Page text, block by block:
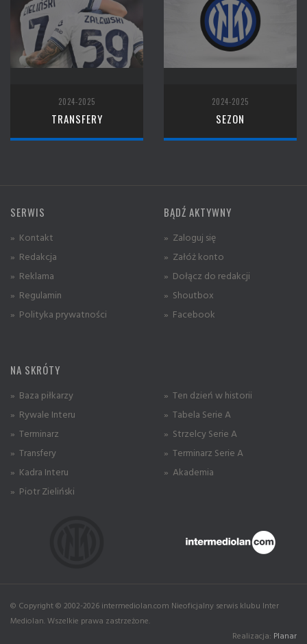
2024-2025
TRANSFERY
2024-2025
SEZON
SERWIS
» Kontakt
» Redakcja
» Reklama
» Regulamin
» Polityka prywatności
BĄDŹ AKTYWNY
» Zaloguj się
» Załóż konto
» Dołącz do redakcji
» Shoutbox
» Facebook
NA SKRÓTY
» Baza piłkarzy
» Rywale Interu
» Terminarz
» Transfery
» Kadra Interu
» Piotr Zieliński
» Ten dzień w historii
» Tabela Serie A
» Strzelcy Serie A
» Terminarz Serie A
» Akademia
© Copyright © 2002-2026 intermediolan.com Nieoficjalny serwis klubu Inter
Mediolan. Wszelkie prawa zastrzeżone.
Realizacja: Planar